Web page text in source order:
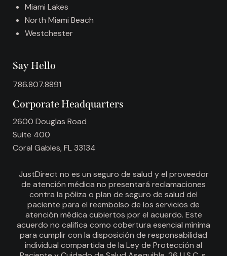
Miami Lakes
North Miami Beach
Westchester
Say Hello
786.807.8891
Corporate Headquarters
2600 Douglas Road
Suite 400
Coral Gables, FL 33134
JustDirect no es un seguro de salud y el proveedor
de atención médica no presentará reclamaciones
contra la póliza o plan de seguro de salud del
paciente para el reembolso de los servicios de
atención médica cubiertos por el acuerdo. Este
acuerdo no califica como cobertura esencial mínima
para cumplir con la disposición de responsabilidad
individual compartida de la Ley de Protección al